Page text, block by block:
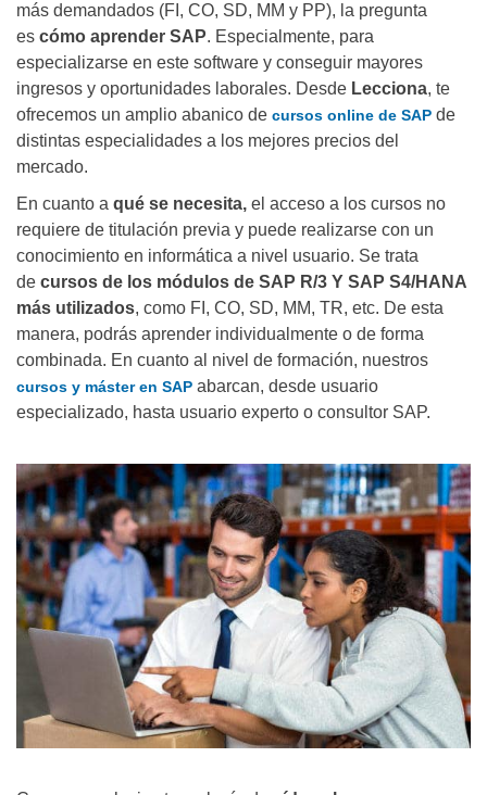
más demandados (FI, CO, SD, MM y PP), la pregunta
es cómo aprender SAP. Especialmente, para
especializarse en este software y conseguir mayores
ingresos y oportunidades laborales. Desde Lecciona, te
ofrecemos un amplio abanico de cursos online de SAP de
distintas especialidades a los mejores precios del
mercado.
En cuanto a qué se necesita, el acceso a los cursos no
requiere de titulación previa y puede realizarse con un
conocimiento en informática a nivel usuario. Se trata
de cursos de los módulos de SAP R/3 Y SAP S4/HANA
más utilizados, como FI, CO, SD, MM, TR, etc. De esta
manera, podrás aprender individualmente o de forma
combinada. En cuanto al nivel de formación, nuestros
cursos y máster en SAP abarcan, desde usuario
especializado, hasta usuario experto o consultor SAP.